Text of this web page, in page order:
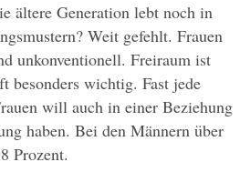
ältere Generation lebt noch in
Weit gefehlt. Frauen
unkonventionell. Freiraum ist
besonders wichtig. Fast jede
will auch in einer Beziehung
haben. Bei den Männern über
Prozent.